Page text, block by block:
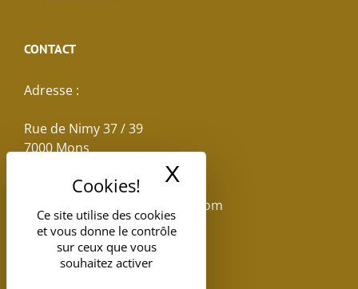
Ce site utilise des cookies
et vous donne le contrôle
sur ceux que vous
souhaitez activer
X
CONTACT
Adresse :
Rue de Nimy 37 / 39
7000 Mons
reservations.losseau@gmail.com
Tel: +32(0)65.398.880